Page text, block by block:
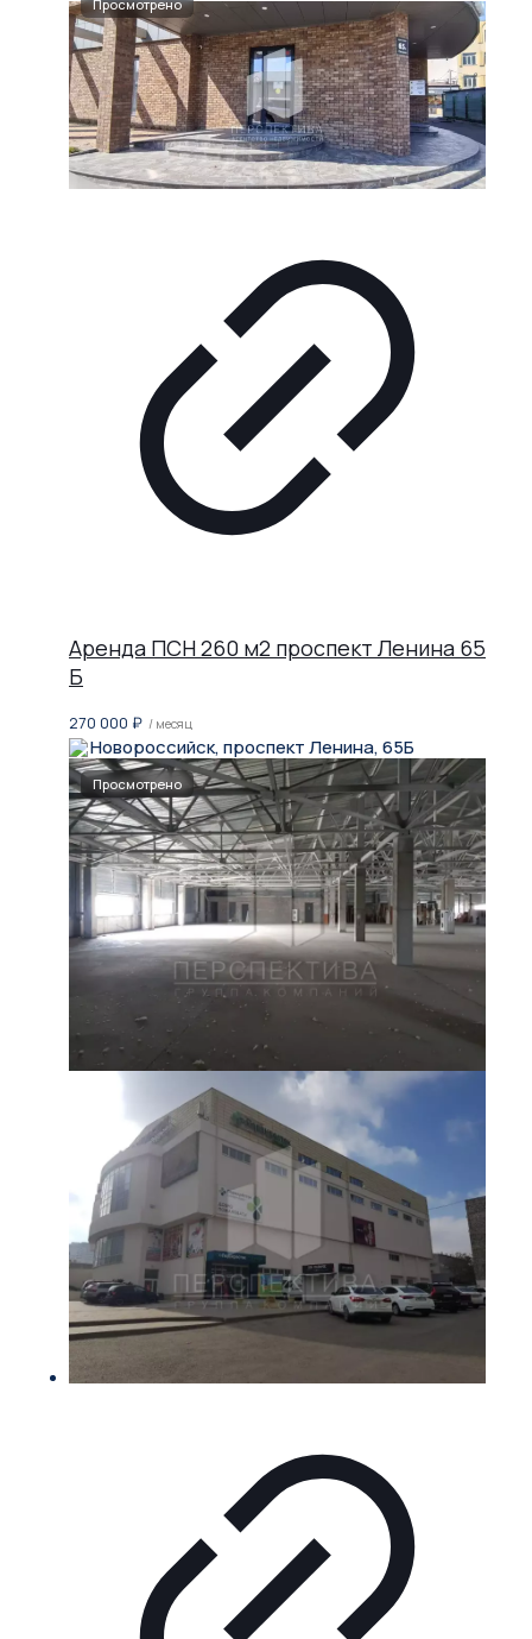
Аренда ПСН 260 м2 проспект Ленина 65
Б
270 000 ₽ / месяц
Новороссийск, проспект Ленина, 65Б